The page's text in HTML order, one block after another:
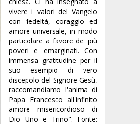
vivere i valori del Vangelo
con fedeltà, coraggio ed
amore universale, in modo
particolare a favore dei più
poveri e emarginati. Con
immensa gratitudine per il
suo esempio di vero
discepolo del Signore Gesù,
raccomandiamo l'anima di
Papa Francesco all'infinito
amore misericordioso di
Dio Uno e Trino". Fonte: